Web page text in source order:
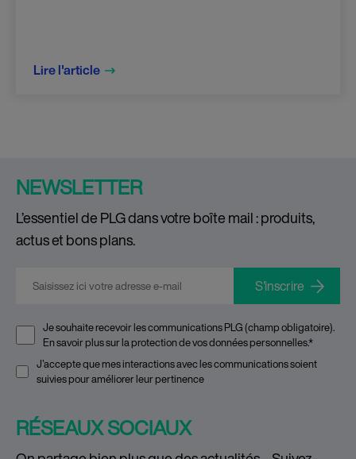
Lire l'article
NEWSLETTER
L’essentiel de PLG dans votre boîte mail : produits,
actus et bons plans.
E-mail
Je souhaite recevoir les communications PLG (champ obligatoire).
En savoir plus sur laprotection de vos données personnelles.*
J'accepte que mes interactions avec les communications soient
suivies pour améliorer leur pertinence
RÉSEAUX SOCIAUX